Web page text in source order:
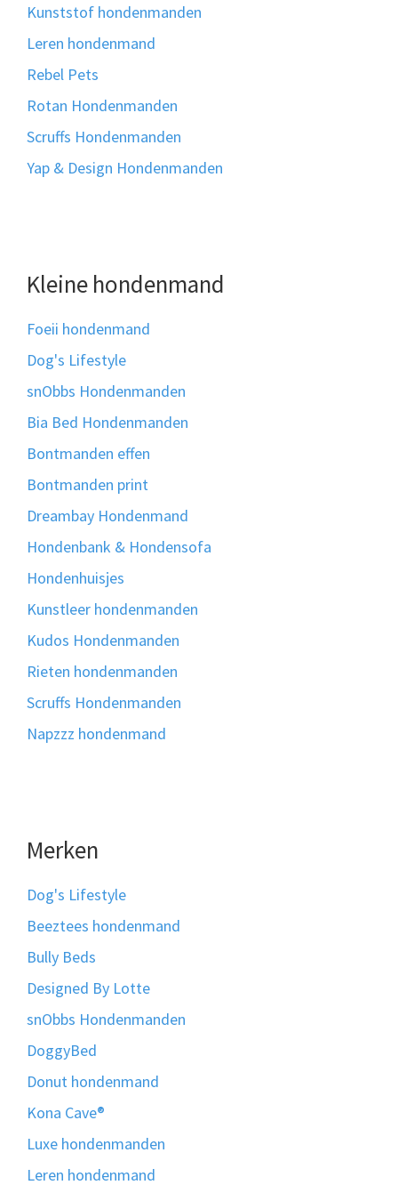
Kunststof hondenmanden
Leren hondenmand
Rebel Pets
Rotan Hondenmanden
Scruffs Hondenmanden
Yap & Design Hondenmanden
Kleine hondenmand
Foeii hondenmand
Dog's Lifestyle
snObbs Hondenmanden
Bia Bed Hondenmanden
Bontmanden effen
Bontmanden print
Dreambay Hondenmand
Hondenbank & Hondensofa
Hondenhuisjes
Kunstleer hondenmanden
Kudos Hondenmanden
Rieten hondenmanden
Scruffs Hondenmanden
Napzzz hondenmand
Merken
Dog's Lifestyle
Beeztees hondenmand
Bully Beds
Designed By Lotte
snObbs Hondenmanden
DoggyBed
Donut hondenmand
Kona Cave®
Luxe hondenmanden
Leren hondenmand